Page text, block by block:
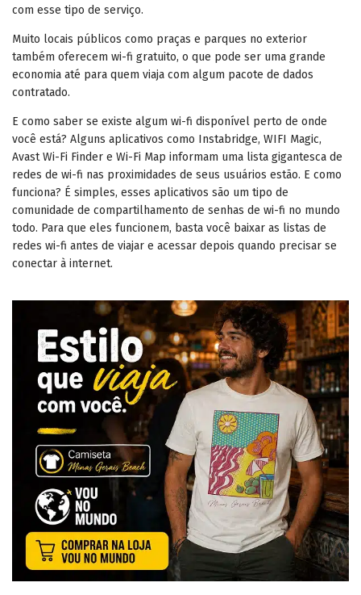
com esse tipo de serviço.
Muito locais públicos como praças e parques no exterior
também oferecem wi-fi gratuito, o que pode ser uma grande
economia até para quem viaja com algum pacote de dados
contratado.
E como saber se existe algum wi-fi disponível perto de onde
você está? Alguns aplicativos como Instabridge, WIFI Magic,
Avast Wi-Fi Finder e Wi-Fi Map informam uma lista gigantesca de
redes de wi-fi nas proximidades de seus usuários estão. E como
funciona? É simples, esses aplicativos são um tipo de
comunidade de compartilhamento de senhas de wi-fi no mundo
todo. Para que eles funcionem, basta você baixar as listas de
redes wi-fi antes de viajar e acessar depois quando precisar se
conectar à internet.